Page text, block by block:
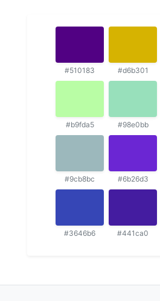
#510183 #d6b301
#b9fda5 #98e0bb
#9cb8bc #6b26d3
#3646b6 #441ca0